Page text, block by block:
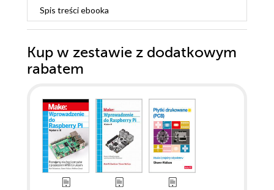
Spis treściebooka
Kup w zestawie z dodatkowym
rabatem